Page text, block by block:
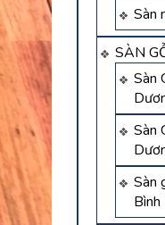
Sàn
SÀN
Sàn
Sàn
Sàn